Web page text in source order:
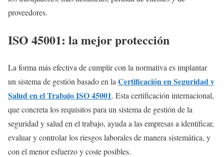
proveedores.
ISO 45001: la mejor protección
La forma más efectiva de cumplir con la normativa es implantar
un sistema de gestión basado en la Certificación en Seguridad y
Salud en el Trabajo ISO 45001. Esta certificación internacional,
que concreta los requisitos para un sistema de gestión de la
seguridad y salud en el trabajo, ayuda a las empresas a identificar,
evaluar y controlar los riesgos laborales de manera sistemática, y
con el menor esfuerzo y coste posibles.